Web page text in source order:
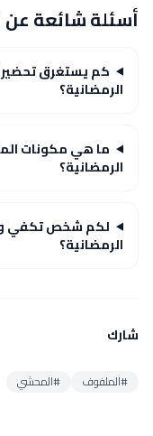
أسئلة شائعة
كم يستغرق تحضير
الرمضانية؟
ما هي مكونات
الرمضانية؟
لكم شخص تكفي
الرمضانية؟
شارك
#الملفوف #المحشي